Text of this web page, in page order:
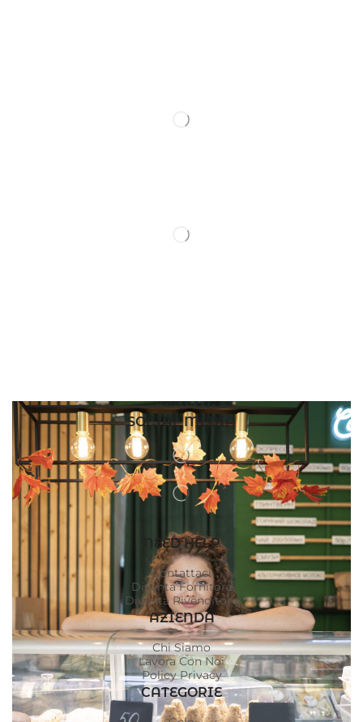
SOCIAL MEDIA
NEED HELP
Contattaci
Diventa Fornitore
Diventa Rivenditore
AZIENDA
Chi Siamo
Lavora Con Noi
Policy Privacy
CATEGORIE